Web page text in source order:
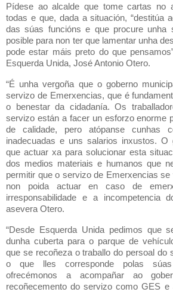
Pídese ao alcalde que tome cartas no
todas e que, dada a situación, “destitúa
das súas funcións e que procure unha
posible para non ter que lamentar unha
pode estar máis preto do que
Esquerda Unida, José Antonio Otero.
“É unha vergoña que o goberno
servizo de Emerxencias, que é
o benestar da cidadanía. Os
servizo están a facer un esforzo enorme
de calidade, pero atópanse cunhas
inadecuadas e uns salarios inxustos. O
que actuar xa para solucionar esta
dos medios materiais e humanos que
permitir que o servizo de Emerxencias
non poida actuar en caso de
irresponsabilidade e a incompetencia
asevera Otero.
“Desde Esquerda Unida pedimos que
dunha cuberta para o parque de
que se recoñeza o traballo do persoal do
o que lles corresponde polas súas
ofrecémonos a acompañar ao
recoñecemento do servizo como GES